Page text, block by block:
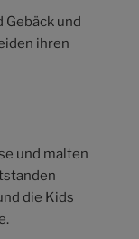
Gebäck und
ihren
und malten
die Kids